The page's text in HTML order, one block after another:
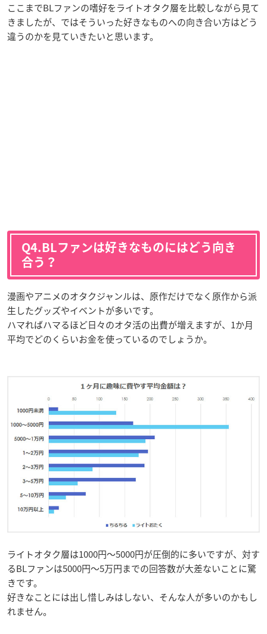
ここまでBLファンの嗜好をライトオタク層を比較しながら見て
きましたが、ではそういった好きなものへの向き合い方はどう
違うのかを見ていきたいと思います。
Q4.BLファンは好きなものにはどう向き
合う？
漫画やアニメのオタクジャンルは、原作だけでなく原作から派
生したグッズやイベントが多いです。
ハマればハマるほど日々のオタ活の出費が増えますが、1か月
平均でどのくらいお金を使っているのでしょうか。
ライトオタク層は1000円～5000円が圧倒的に多いですが、対す
るBLファンは5000円～5万円までの回答数が大差ないことに驚
きです。
好きなことには出し惜しみはしない、そんな人が多いのかもし
れません。